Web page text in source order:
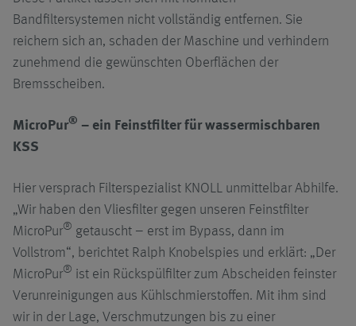
Bandfiltersystemen nicht vollständig entfernen. Sie
reichern sich an, schaden der Maschine und verhindern
zunehmend die gewünschten Oberflächen der
Bremsscheiben.
MicroPur® – ein Feinstfilter für wassermischbaren
KSS
Hier versprach Filterspezialist KNOLL unmittelbar Abhilfe.
„Wir haben den Vliesfilter gegen unseren Feinstfilter
MicroPur® getauscht – erst im Bypass, dann im
Vollstrom“, berichtet Ralph Knobelspies und erklärt: „Der
MicroPur® ist ein Rückspülfilter zum Abscheiden feinster
Verunreinigungen aus Kühlschmierstoffen. Mit ihm sind
wir in der Lage, Verschmutzungen bis zu einer